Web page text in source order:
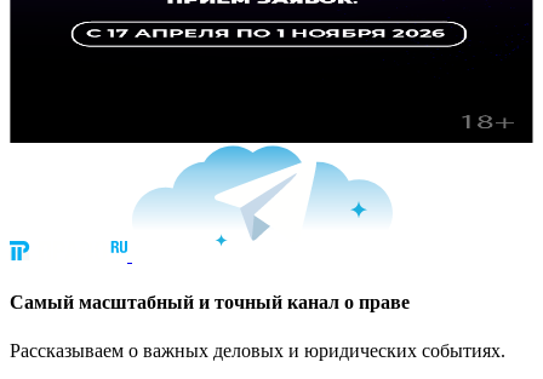
Cамый масштабный и точный канал о праве
Рассказываем о важных деловых и юридических событиях.